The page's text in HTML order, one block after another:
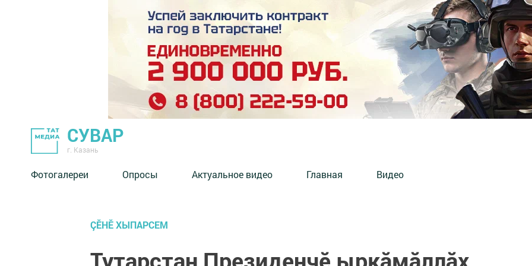
СУВАР
г. Казань
Фотогалереи Опросы Актуальное видео Главная Видео
ÇӖНӖ ХЫПАРСЕМ
Тутарстан Президенчӗ ыркӑмӑллӑх